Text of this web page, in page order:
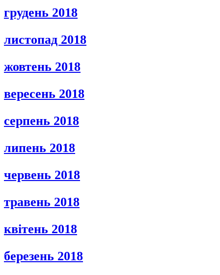
грудень 2018
листопад 2018
жовтень 2018
вересень 2018
серпень 2018
липень 2018
червень 2018
травень 2018
квітень 2018
березень 2018